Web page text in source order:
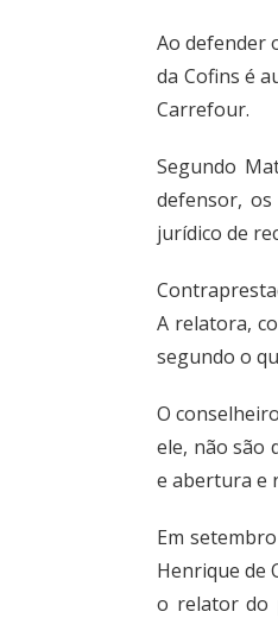
Ao defender
da Cofins é
Carrefour.
Segundo
defensor,
jurídico de
A relatora,
segundo o
O
ele, não são
e abertura e
Em
Henrique de
o relator do